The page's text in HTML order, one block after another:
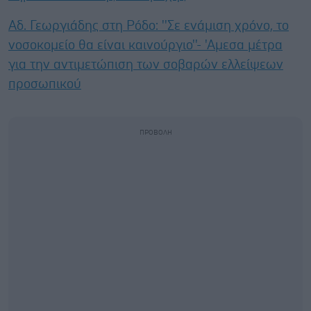
Αδ. Γεωργιάδης στη Ρόδο: ''Σε ενάμιση χρόνο, το
νοσοκομείο θα είναι καινούργιο''- 'Αμεσα μέτρα
για την αντιμετώπιση των σοβαρών ελλείψεων
προσωπικού